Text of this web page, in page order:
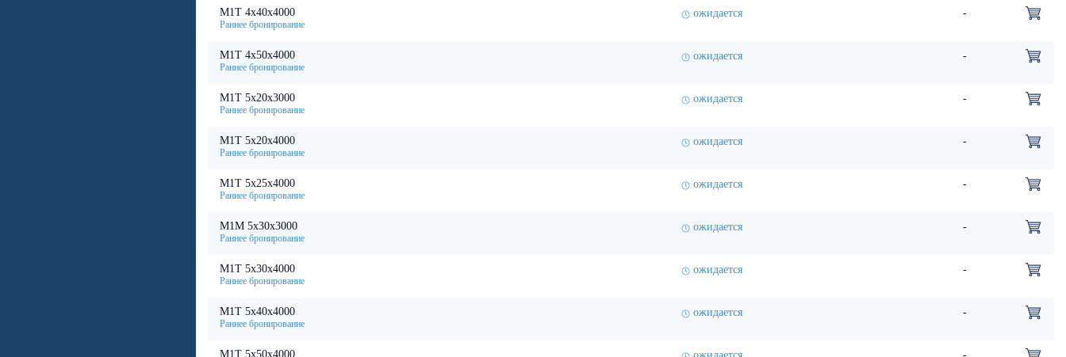
М1Т 4х40х4000 ожидается -
М1Т 4х50х4000 ожидается -
М1Т 5х20х3000 ожидается -
М1Т 5х20х4000 ожидается -
М1Т 5х25х4000 ожидается -
М1М 5х30х3000 ожидается -
М1Т 5х30х4000 ожидается -
М1Т 5х40х4000 ожидается -
М1Т 5х50х4000